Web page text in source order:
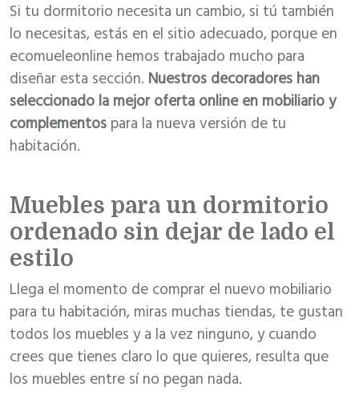
Si tu dormitorio necesita un cambio, si tú también
lo necesitas, estás en el sitio adecuado, porque en
ecomueleonline hemos trabajado mucho para
diseñar esta sección. Nuestros decoradores han
seleccionado la mejor oferta online en mobiliario y
complementos para la nueva versión de tu
habitación.
Muebles para un dormitorio
ordenado sin dejar de lado el
estilo
Llega el momento de comprar el nuevo mobiliario
para tu habitación, miras muchas tiendas, te gustan
todos los muebles y a la vez ninguno, y cuando
crees que tienes claro lo que quieres, resulta que
los muebles entre sí no pegan nada.